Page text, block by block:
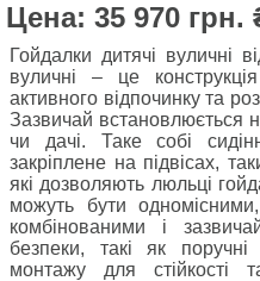
Цена: 35 970 грн.
Гойдалки дитячі вуличні
вуличні – це
активного відпочинку та
Зазвичай встановлюється
чи дачі. Таке собі
закріплене на підвісах,
які дозволяють люльці
можуть бути
комбінованими і
безпеки, такі як
монтажу для стійкості